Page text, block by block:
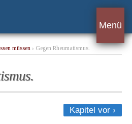
Menü
müssen › Gegen Rheumatismus.
Kapitel vor ›